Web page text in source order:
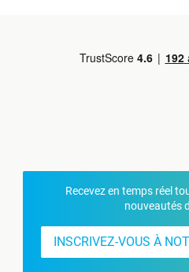
Recevez en temps réel
nouveautés
INSCRIVEZ-VOUS À